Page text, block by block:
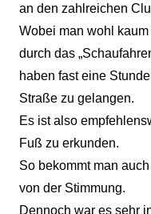
an den zahlreichen
Wobei man wohl
durch das
haben fast eine
Straße zu gelangen.
Es ist also
Fuß zu erkunden.
So bekommt man
von der Stimmung.
Dennoch war es sehr